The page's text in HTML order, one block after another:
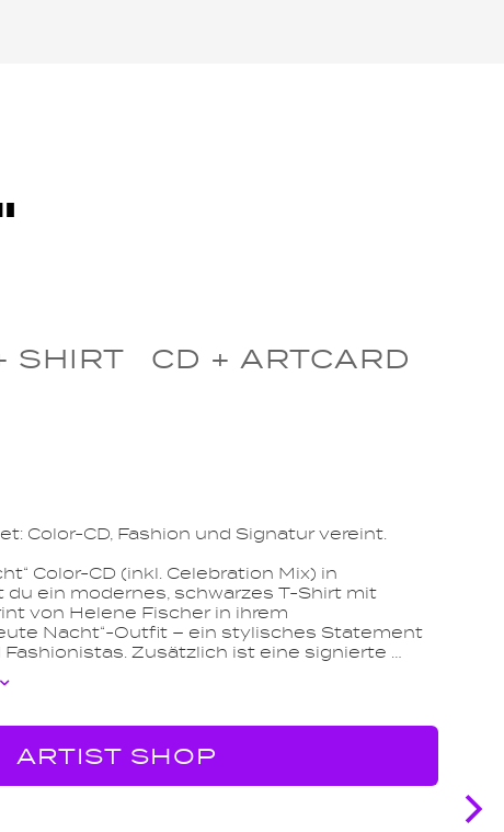
SHIRT
CD + ARTCARD
Color-CD, Fashion und Signatur vereint.
Color-CD (inkl. Celebration Mix) in
ein modernes, schwarzes T-Shirt mit
von Helene Fischer in ihrem
Nacht“-Outfit – ein stylisches Statement
Fashionistas. Zusätzlich ist eine signierte …
ARTIST SHOP